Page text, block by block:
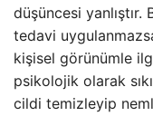
düşüncesi
tedavi
kişisel görünümle
psikolojik olarak
cildi temizleyip